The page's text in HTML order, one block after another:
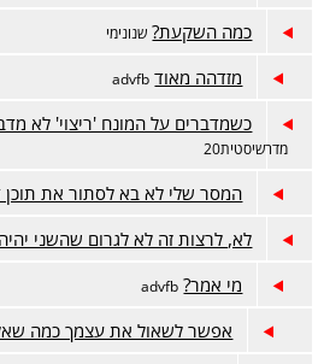
כמה השקעת? שנונימי
מזדהה מאוד advfb
כשמדברים על המונח 'ריצוי' לא
מדרשיסטית20
המסר שלי לא בא לסתור את תוכן
לא, לרצות זה לא לגרום שהשני
מי אמר? advfb
אפשר לשאול את עצמך כמה